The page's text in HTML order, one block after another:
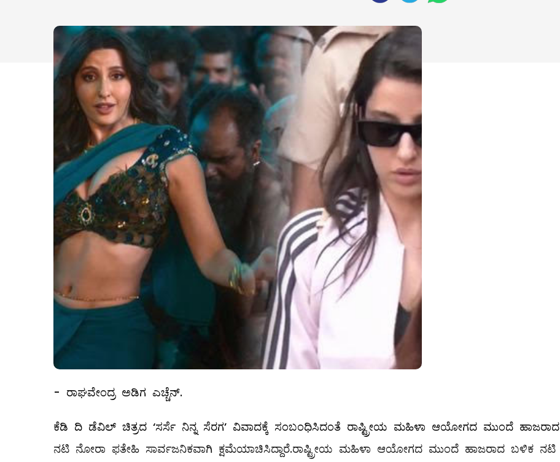
- ರಾಘವೇಂದ್ರ ಅಡಿಗ ಎಚ್ಚೆನ್.
ಕೆಡಿ ದಿ ಡೆವಿಲ್ ಚಿತ್ರದ ‘ಸರ್ಸೆ ನಿನ್ನ ಸೆರಗ’ ವಿವಾದಕ್ಕೆ ಸಂಬಂಧಿಸಿದಂತೆ ರಾಷ್ಟ್ರೀಯ ಮಹಿಳಾ ಆಯೋಗದ ಮುಂದೆ ಹಾಜರಾದ
ನಟಿ ನೋರಾ ಫತೇಹಿ ಸಾರ್ವಜನಿಕವಾಗಿ ಕ್ಷಮೆಯಾಚಿಸಿದ್ದಾರೆ.ರಾಷ್ಟ್ರೀಯ ಮಹಿಳಾ ಆಯೋಗದ ಮುಂದೆ ಹಾಜರಾದ ಬಳಿಕ ನಟಿ